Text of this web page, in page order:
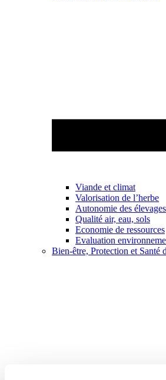
Viande et climat
Valorisation de l’herbe
Autonomie des élevages
Qualité air, eau, sols
Economie de ressources
Evaluation
Bien-être, Protection et Santé